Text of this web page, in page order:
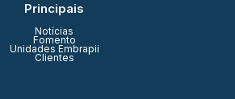
Principais
Notícias
Fomento
Unidades Embrapii
Clientes